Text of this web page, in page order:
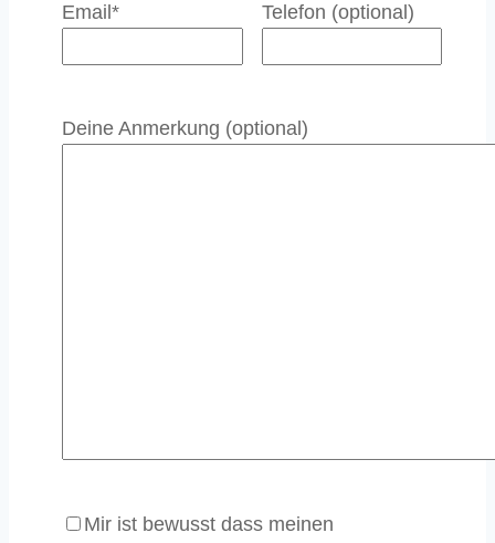
Email* Telefon (optional)
Deine Anmerkung (optional)
Mir ist bewusst dass meinen